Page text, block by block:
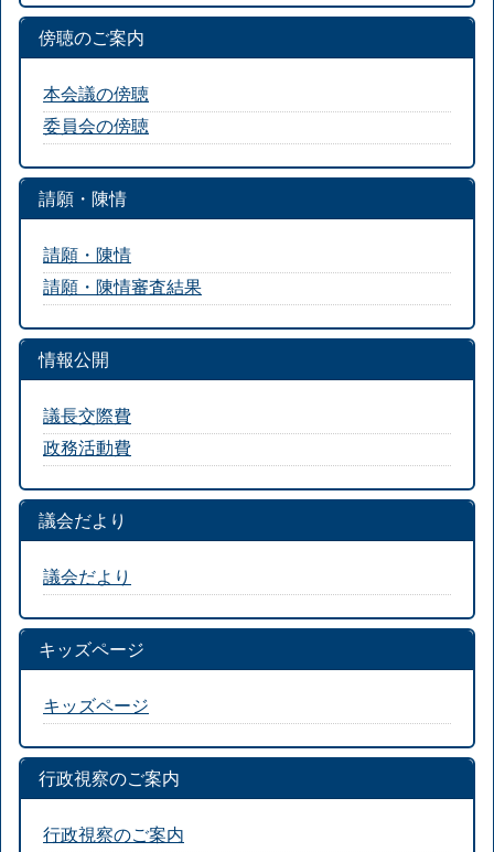
傍聴のご案内
本会議の傍聴
委員会の傍聴
請願・陳情
請願・陳情
請願・陳情審査結果
情報公開
議長交際費
政務活動費
議会だより
議会だより
キッズページ
キッズページ
行政視察のご案内
行政視察のご案内